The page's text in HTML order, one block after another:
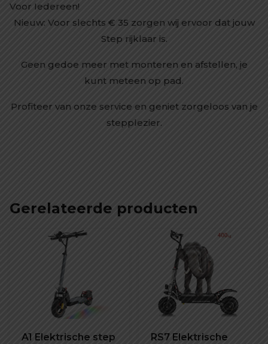
Voor Iedereen!
Nieuw: Voor slechts € 35 zorgen wij ervoor dat jouw
Step rijklaar is.
Geen gedoe meer met monteren en afstellen, je
kunt meteen op pad.
Profiteer van onze service en geniet zorgeloos van je
stepplezier.
Gerelateerde producten
A1 Elektrische step
RS7 Elektrische